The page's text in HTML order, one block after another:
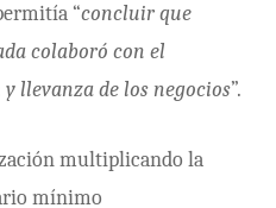
“concluir que
colaboró con el
llevanza de los negocios”.
multiplicando la
mínimo